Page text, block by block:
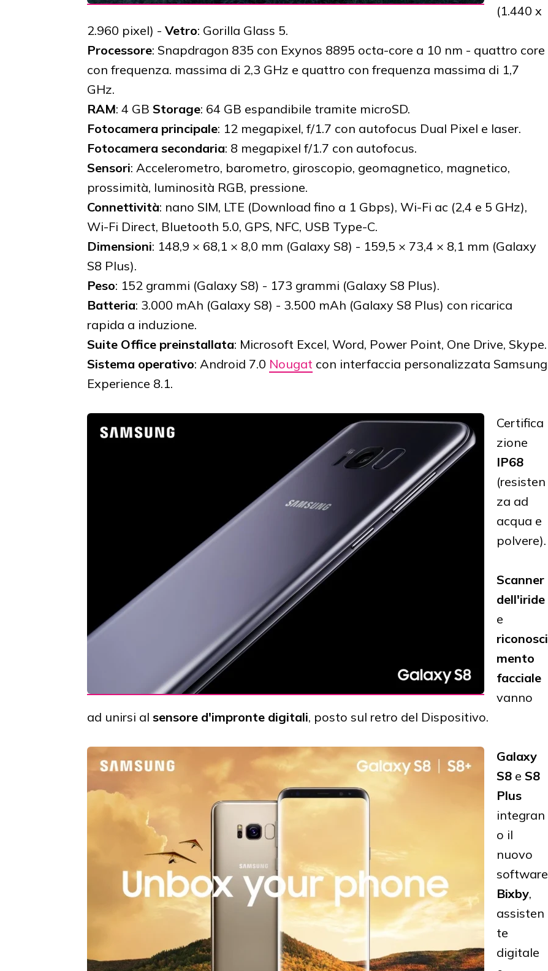
(1.440 x
2.960 pixel) - Vetro: Gorilla Glass 5.
Processore: Snapdragon 835 con Exynos 8895 octa-core a 10 nm - quattro core
con frequenza. massima di 2,3 GHz e quattro con frequenza massima di 1,7
GHz.
RAM: 4 GB Storage: 64 GB espandibile tramite microSD.
Fotocamera principale: 12 megapixel, f/1.7 con autofocus Dual Pixel e laser.
Fotocamera secondaria: 8 megapixel f/1.7 con autofocus.
Sensori: Accelerometro, barometro, giroscopio, geomagnetico, magnetico,
prossimità, luminosità RGB, pressione.
Connettività: nano SIM, LTE (Download fino a 1 Gbps), Wi-Fi ac (2,4 e 5 GHz),
Wi-Fi Direct, Bluetooth 5.0, GPS, NFC, USB Type-C.
Dimensioni: 148,9 × 68,1 × 8,0 mm (Galaxy S8) - 159,5 × 73,4 × 8,1 mm (Galaxy
S8 Plus).
Peso: 152 grammi (Galaxy S8) - 173 grammi (Galaxy S8 Plus).
Batteria: 3.000 mAh (Galaxy S8) - 3.500 mAh (Galaxy S8 Plus) con ricarica
rapida a induzione.
Suite Office preinstallata: Microsoft Excel, Word, Power Point, One Drive, Skype.
Sistema operativo: Android 7.0 Nougat con interfaccia personalizzata Samsung
Experience 8.1.
Certifica
zione
IP68
(resisten
za ad
acqua e
polvere).
Scanner
dell'iride
e
riconosci
mento
facciale
vanno
ad unirsi al sensore d'impronte digitali, posto sul retro del Dispositivo.
Galaxy
S8 e S8
Plus
integran
o il
nuovo
software
Bixby,
assisten
te
digitale